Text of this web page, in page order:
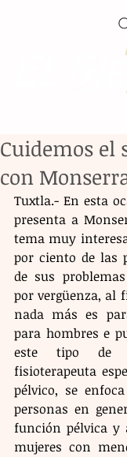
Cuidemos el
con
Tuxtla.- En esta
presenta a
tema muy
por ciento de las
de sus
por vergüenza, al
nada más es
para hombres e
este tipo de
fisioterapeuta
pélvico, se
personas en
función pélvica y
mujeres con